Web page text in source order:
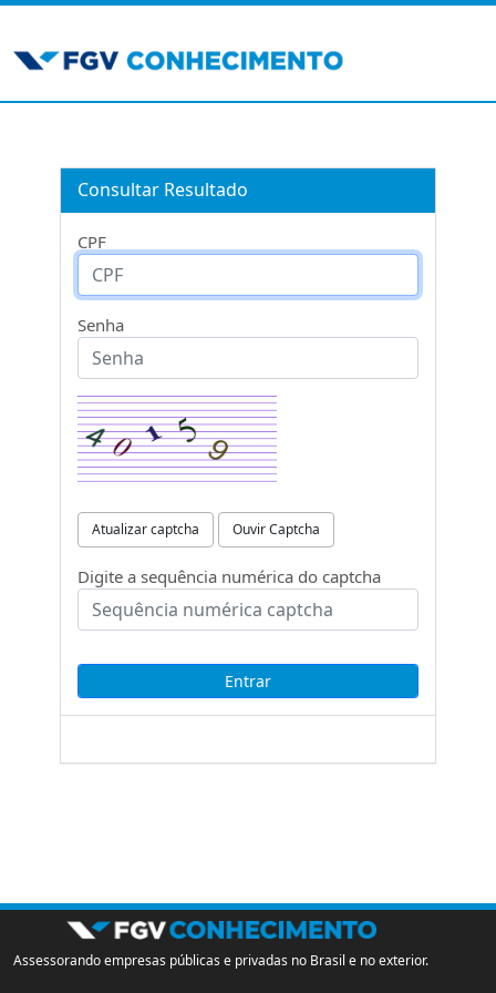
Consultar Resultado
CPF
Senha
Atualizar captcha Ouvir Captcha
Digite a sequência numérica do captcha
Assessorando empresas públicas e privadas no Brasil e no exterior.